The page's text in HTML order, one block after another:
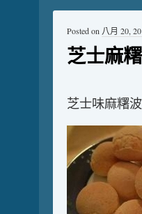
芝士麻
Posted on 八月 20,
芝士味麻糬